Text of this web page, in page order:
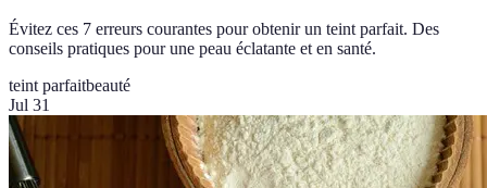
Évitez ces 7 erreurs courantes pour obtenir un teint parfait. Des
conseils pratiques pour une peau éclatante et en santé.
teint parfaitbeauté
Jul 31